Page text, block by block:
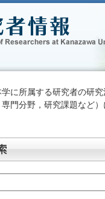
に所属する研究者の研
門分野，研究課題など